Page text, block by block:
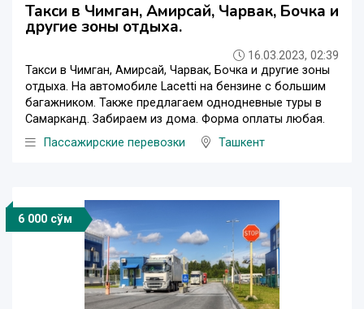
Такси в Чимган, Амирсай, Чарвак, Бочка и
другие зоны отдыха.
16.03.2023, 02:39
Такси в Чимган, Амирсай, Чарвак, Бочка и другие зоны
отдыха. На автомобиле Lacetti на бензине с большим
багажником. Также предлагаем однодневные туры в
Самарканд. Забираем из дома. Форма оплаты любая.
Пассажирские перевозки
Ташкент
6 000 сўм